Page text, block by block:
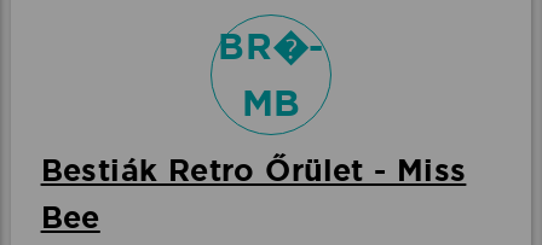
BR�-
MB
Bestiák Retro Őrület - Miss
Bee